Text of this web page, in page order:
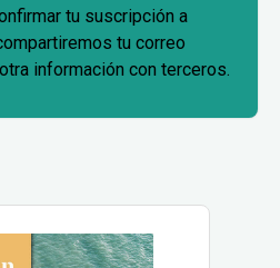
tu suscripción a
tu correo
información con terceros.